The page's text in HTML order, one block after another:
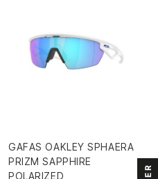
GAFAS OAKLEY SPHAERA
PRIZM SAPPHIRE
POLARIZED